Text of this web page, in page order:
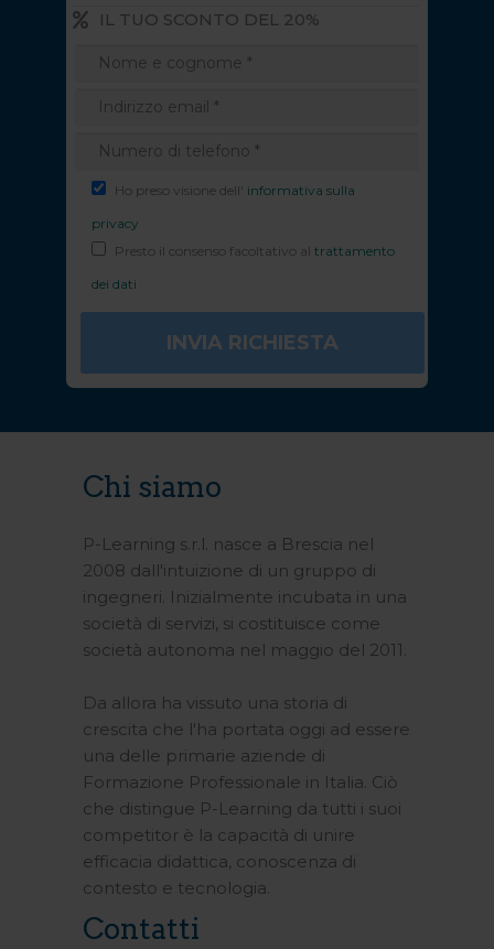
IL TUO SCONTO DEL 20%
Ho preso visione dell' informativa sulla
privacy
Presto il consenso facoltativo al trattamento
dei dati
Chi siamo
P-Learning s.r.l. nasce a Brescia nel
2008 dall'intuizione di un gruppo di
ingegneri. Inizialmente incubata in una
società di servizi, si costituisce come
società autonoma nel maggio del 2011.
Da allora ha vissuto una storia di
crescita che l'ha portata oggi ad essere
una delle primarie aziende di
Formazione Professionale in Italia. Ciò
che distingue P-Learning da tutti i suoi
competitor è la capacità di unire
efficacia didattica, conoscenza di
contesto e tecnologia.
Contatti